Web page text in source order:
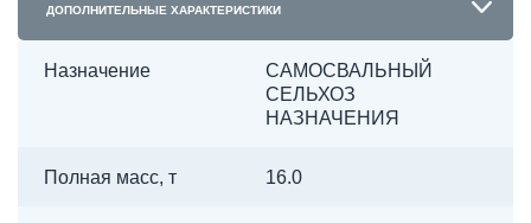
ДОПОЛНИТЕЛЬНЫЕ ХАРАКТЕРИСТИКИ
Назначение
САМОСВАЛЬНЫЙ
СЕЛЬХОЗ
НАЗНАЧЕНИЯ
Полная масс, т 16.0